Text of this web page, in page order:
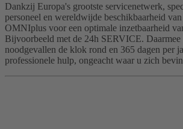
Dankzij Europa's grootste servicenetwerk,
personeel en wereldwijde beschikbaarheid
OMNIplus voor een optimale inzetbaarheid
Bijvoorbeeld met de 24h SERVICE.
noodgevallen de klok rond en 365 dagen per
professionele hulp, ongeacht waar u zich